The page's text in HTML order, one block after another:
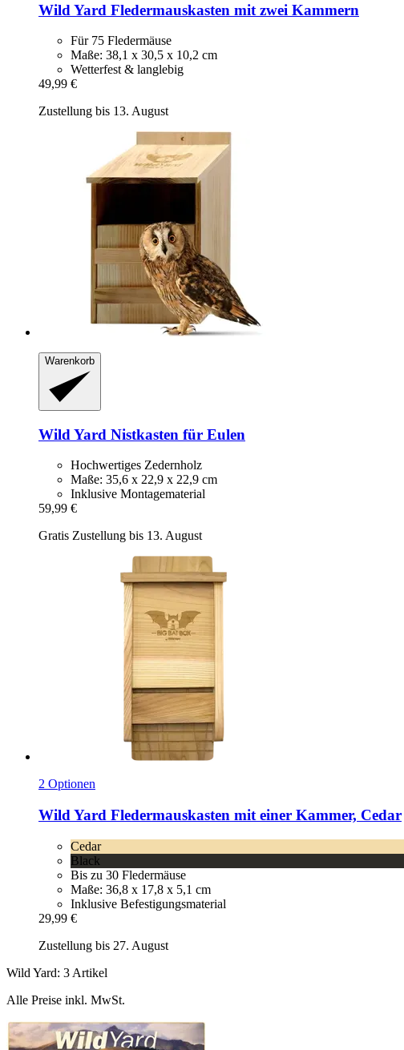
Wild Yard Fledermauskasten mit zwei Kammern
Für 75 Fledermäuse
Maße: 38,1 x 30,5 x 10,2 cm
Wetterfest & langlebig
49,99 €
Zustellung bis 13. August
Warenkorb
Wild Yard Nistkasten für Eulen
Hochwertiges Zedernholz
Maße: 35,6 x 22,9 x 22,9 cm
Inklusive Montagematerial
59,99 €
Gratis Zustellung bis 13. August
2 Optionen
Wild Yard Fledermauskasten mit einer Kammer, Cedar
Cedar
Black
Bis zu 30 Fledermäuse
Maße: 36,8 x 17,8 x 5,1 cm
Inklusive Befestigungsmaterial
29,99 €
Zustellung bis 27. August
Wild Yard: 3 Artikel
Alle Preise inkl. MwSt.